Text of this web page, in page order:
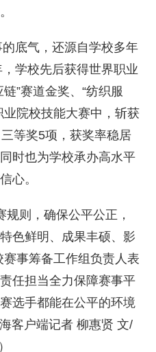
气，还源自学校多年
学校先后获得世界职业
”赛道金奖、“纺织服
业院校技能大赛中，斩获
等奖5项，获奖率稳居
时也为学校承办高水平
心。
则，确保公平公正，
色鲜明、成果丰硕、影
事筹备工作组负责人表
任担当全力保障赛事平
选手都能在公平的环境
客户端记者 柳惠贤 文/